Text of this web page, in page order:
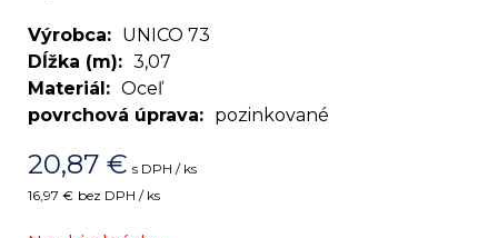
Výrobca
UNICO 73
Dĺžka (m)
3,07
Materiál
Oceľ
povrchová úprava
pozinkované
20,87 € s DPH / ks
16,97 € bez DPH / ks